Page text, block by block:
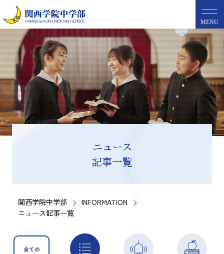
MENU
ニュース
記事一覧
関西学院中学部
INFORMATION
ニュース記事一覧
全ての